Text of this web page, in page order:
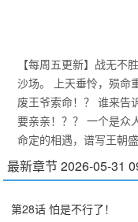
【每周五更新】战无不
沙场。 上天垂怜，殒命
废王爷索命！？ 谁来告
要亲亲！？？ 一个是众
命定的相遇，谱写王朝盛
最新章节 2026-05-31
第28话 怕是不行了！